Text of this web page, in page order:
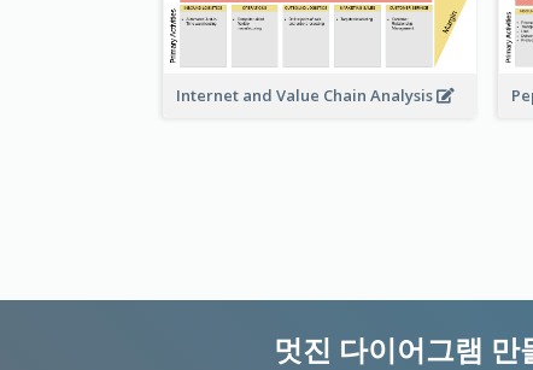
Internet and Value Chain Analysis
멋진 다이어그램 만